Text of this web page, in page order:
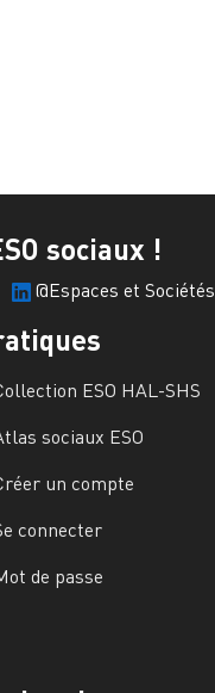
sociaux !
@Espaces et Sociétés
ESO HAL-SHS
sociaux ESO
un compte
connecter
de passe